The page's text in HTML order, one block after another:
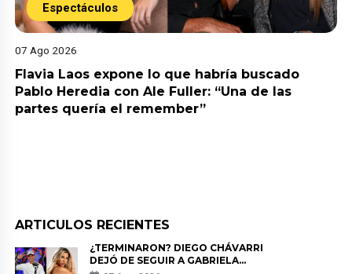
Espectáculos
07 Ago 2026
Flavia Laos expone lo que habría buscado
Pablo Heredia con Ale Fuller: “Una de las
partes quería el remember”
ARTICULOS RECIENTES
¿TERMINARON? DIEGO CHÁVARRI
DEJÓ DE SEGUIR A GABRIELA